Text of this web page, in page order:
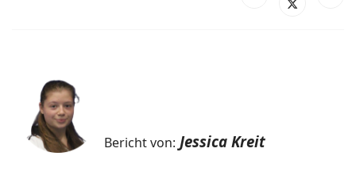
Bericht von: Jessica Kreit